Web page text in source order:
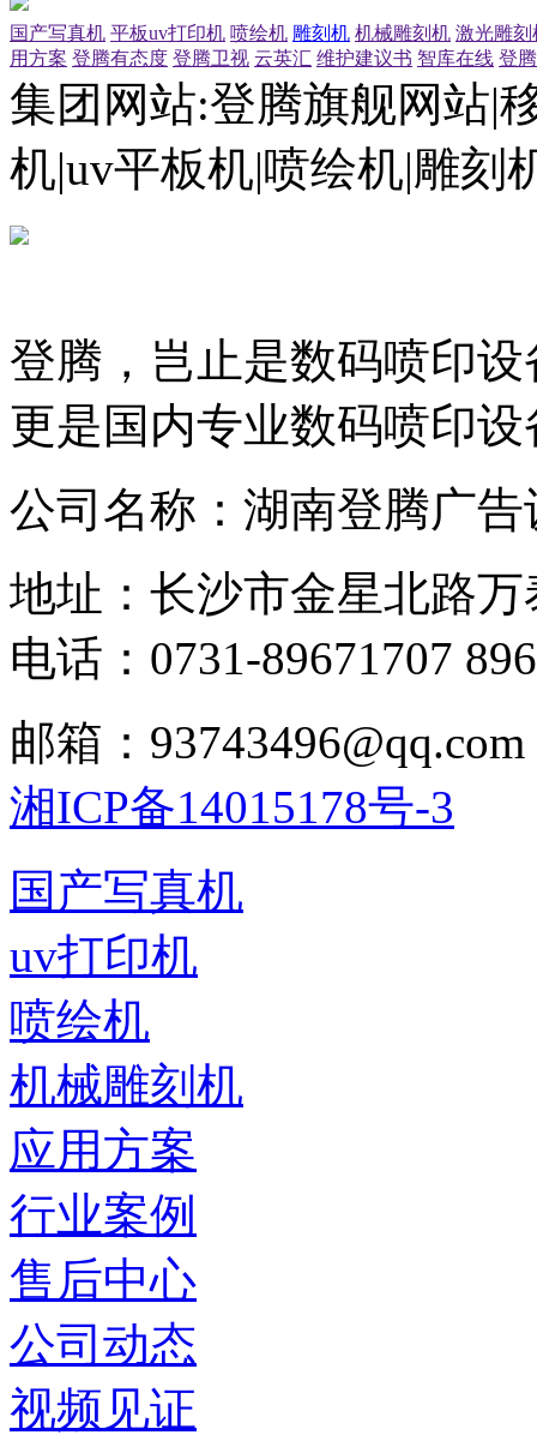
国产写真机 平板uv打印机 喷绘机 雕刻机 机械雕刻机 激光雕刻
用方案 登腾有态度 登腾卫视 云英汇 维护建议书 智库在线 登
集团网站:登腾旗舰网站|
机|uv平板机|喷绘机|雕刻
登腾，岂止是数码喷印
更是国内专业数码喷印
公司名称：湖南登腾广
地址：长沙市金星北路万
电话：0731-89671707
邮箱：93743496@qq.com
湘ICP备14015178号-3
国产写真机
uv打印机
喷绘机
机械雕刻机
应用方案
行业案例
售后中心
公司动态
视频见证